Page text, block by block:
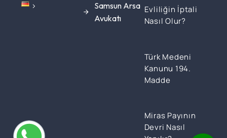
Samsun Arsa
Avukatı
Evliliğin İptali
Nasıl Olur?
Türk Medeni
Kanunu 194.
Madde
Miras Payının
Devri Nasıl